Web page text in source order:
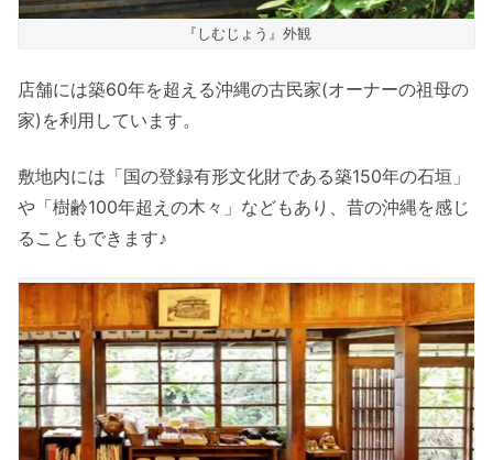
『しむじょう』外観
店舗には築60年を超える沖縄の古民家(オーナーの祖母の
家)を利用しています。
敷地内には「国の登録有形文化財である築150年の石垣」
や「樹齢100年超えの木々」などもあり、昔の沖縄を感じ
ることもできます♪